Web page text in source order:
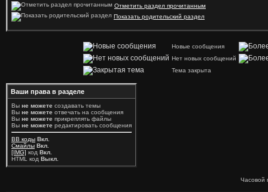
Отметить раздел прочитанным
Показать родительский раздел
Новые сообщения
Нет новых сообщений
Тема закрыта
Ваши права в разделе
Вы не можете создавать темы
Вы не можете отвечать на сообщения
Вы не можете прикреплять файлы
Вы не можете редактировать сообщения
BB коды Вкл.
Смайлы Вкл.
[IMG] код Вкл.
HTML код Выкл.
Часовой